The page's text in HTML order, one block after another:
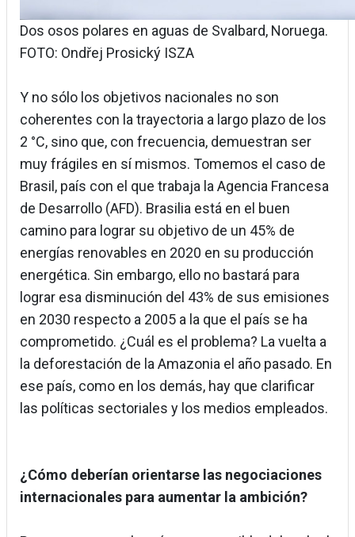
Dos osos polares en aguas de Svalbard, Noruega.
FOTO: Ondřej Prosický ISZA
Y no sólo los objetivos nacionales no son
coherentes con la trayectoria a largo plazo de los
2 °C, sino que, con frecuencia, demuestran ser
muy frágiles en sí mismos. Tomemos el caso de
Brasil, país con el que trabaja la Agencia Francesa
de Desarrollo (AFD). Brasilia está en el buen
camino para lograr su objetivo de un 45% de
energías renovables en 2020 en su producción
energética. Sin embargo, ello no bastará para
lograr esa disminución del 43% de sus emisiones
en 2030 respecto a 2005 a la que el país se ha
comprometido. ¿Cuál es el problema? La vuelta a
la deforestación de la Amazonia el año pasado. En
ese país, como en los demás, hay que clarificar
las políticas sectoriales y los medios empleados.
¿Cómo deberían orientarse las negociaciones
internacionales para aumentar la ambición?